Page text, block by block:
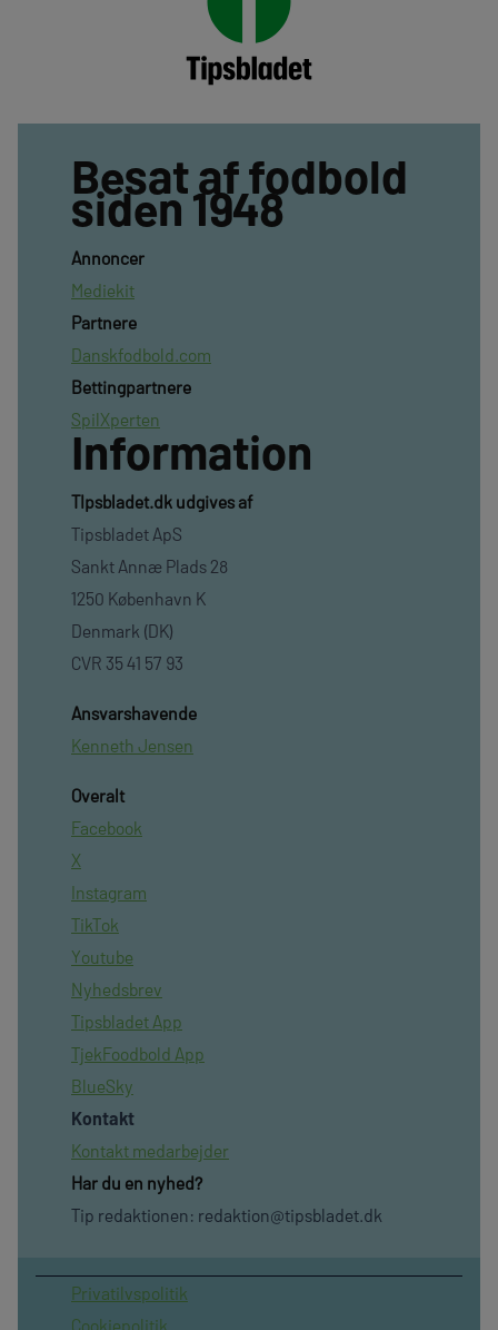
Besat af fodbold
siden 1948
Annoncer
Mediekit
Partnere
Danskfodbold.com
Bettingpartnere
SpilXperten
Information
TIpsbladet.dk udgives af
Tipsbladet ApS
Sankt Annæ Plads 28
1250 København K
Denmark (DK)
CVR 35 41 57 93
Ansvarshavende
Kenneth Jensen
Overalt
Facebook
X
Instagram
TikTok
Youtube
Nyhedsbrev
Tipsbladet App
TjekFoodbold App
BlueSky
Kontakt
Kontakt medarbejder
Har du en nyhed?
Tip redaktionen: redaktion@tipsbladet.dk
Privatilvspolitik
Cookiepolitik